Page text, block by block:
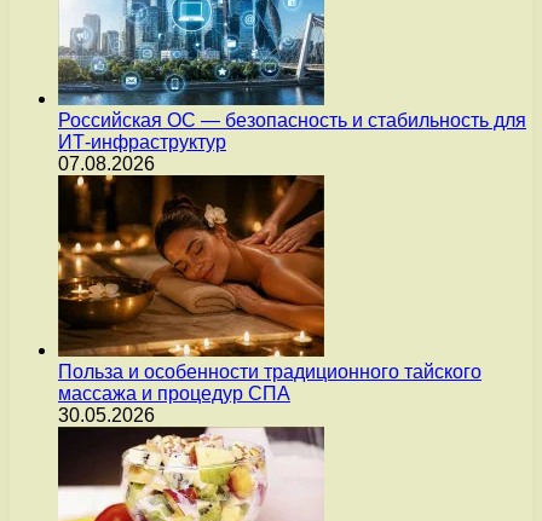
Российская ОС — безопасность и стабильность для
ИТ-инфраструктур
07.08.2026
Польза и особенности традиционного тайского
массажа и процедур СПА
30.05.2026